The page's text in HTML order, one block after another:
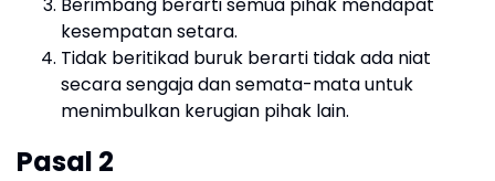
kesempatan setara.
Tidak beritikad buruk berarti tidak ada niat
secara sengaja dan semata-mata untuk
menimbulkan kerugian pihak lain.
Pasal 2